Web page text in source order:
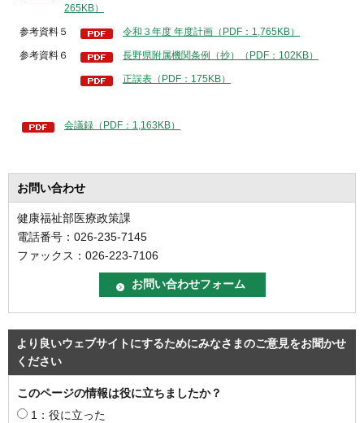
265KB）
参考資料５ 令和３年度 年度計画（PDF：1,765KB）
参考資料６ 長野県附属機関条例（抄）（PDF：102KB）
正誤表（PDF：175KB）
会議録（PDF：1,163KB）
お問い合わせ
健康福祉部医療政策課
電話番号：026-235-7145
ファックス：026-223-7106
より良いウェブサイトにするためにみなさまのご意見をお聞かせ
ください
このページの情報は役に立ちましたか？
1：役に立った